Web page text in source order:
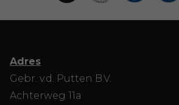
Adres
Gebr. v.d. Putten B.V.
Achterweg 11a